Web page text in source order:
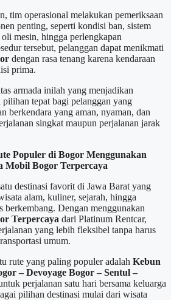
tim operasional melakukan pemeriksaan
penting, seperti kondisi ban, sistem
mesin, hingga perlengkapan
tersebut, pelanggan dapat menikmati
dengan rasa tenang karena kendaraan
prima.
armada inilah yang menjadikan
tepat bagi pelanggan yang
berkendara yang aman, nyaman, dan
singkat maupun perjalanan jarak
Populer di Bogor Menggunakan
Mobil Bogor Terpercaya
destinasi favorit di Jawa Barat yang
alam, kuliner, sejarah, hingga
berkembang. Dengan menggunakan
Terpercaya dari Platinum Rentcar,
yang lebih fleksibel tanpa harus
umum.
rute yang paling populer adalah Kebun
– Devoyage Bogor – Sentul –
perjalanan satu hari bersama keluarga
pilihan destinasi mulai dari wisata